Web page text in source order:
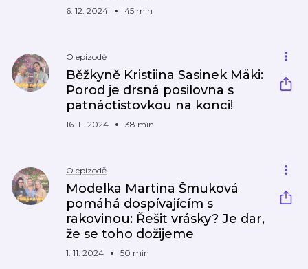
6. 12. 2024 45 min
O epizodě
Běžkyně Kristiina Sasinek Mäki:
Porod je drsná posilovna s
patnáctistovkou na konci!
16. 11. 2024 38 min
O epizodě
Modelka Martina Šmuková
pomáhá dospívajícím s
rakovinou: Řešit vrásky? Je dar,
že se toho dožijeme
1. 11. 2024 50 min